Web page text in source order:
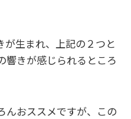
が生まれ、上記の２つと
響きが感じられるところ
んおススメですが、この